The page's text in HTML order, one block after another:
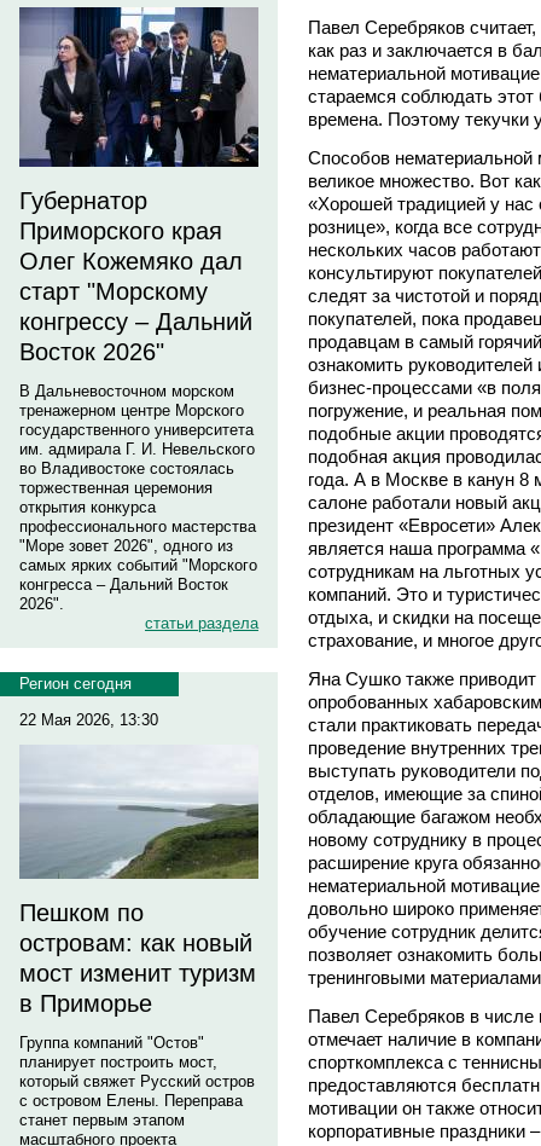
Губернатор
Приморского края
Олег Кожемяко дал
старт "Морскому
конгрессу – Дальний
Восток 2026"
В Дальневосточном морском
тренажерном центре Морского
государственного университета
им. адмирала Г. И. Невельского
во Владивостоке состоялась
торжественная церемония
открытия конкурса
профессионального мастерства
"Море зовет 2026", одного из
самых ярких событий "Морского
конгресса – Дальний Восток
2026".
статьи раздела
Регион сегодня
22 Мая 2026, 13:30
Пешком по
островам: как новый
мост изменит туризм
в Приморье
Группа компаний "Остов"
планирует построить мост,
который свяжет Русский остров
с островом Елены. Переправа
станет первым этапом
масштабного проекта
Павел Серебряков
как раз и заключается в
нематериальной
стараемся соблюдать
времена. Поэтому текучки
Способов нематериальной
великое множество. Вот
«Хорошей традицией у
рознице», когда все
нескольких часов
консультируют
следят за чистотой и
покупателей, пока
продавцам в самый
ознакомить
бизнес-процессами «в
погружение, и реальная
подобные акции
подобная акция
года. А в Москве в канун 8
салоне работали новый
президент «Евросети»
является наша программа
сотрудникам на льготных
компаний. Это и
отдыха, и скидки на
страхование, и многое
Яна Сушко также
опробованных
стали практиковать
проведение внутренних
выступать руководители
отделов, имеющие за
обладающие багажом
новому сотруднику в
расширение круга
нематериальной
довольно широко
обучение сотрудник
позволяет ознакомить
тренинговыми
Павел Серебряков в
отмечает наличие в
спорткомплекса с
предоставляются
мотивации он также
корпоративные праздники